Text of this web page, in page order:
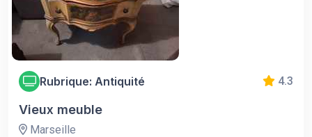
Rubrique: Antiquité 4.3
Vieux meuble
Marseille